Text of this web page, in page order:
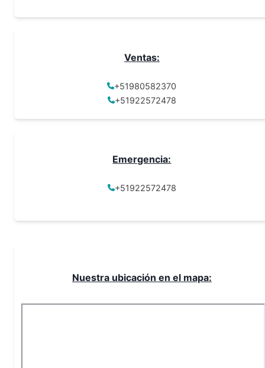
Ventas:
+51980582370
+51922572478
Emergencia:
+51922572478
Nuestra ubicación en el mapa: